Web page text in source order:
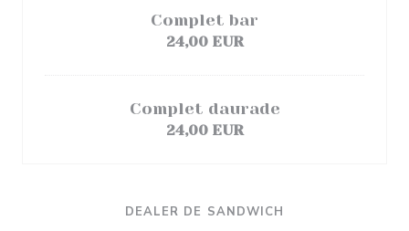
Complet bar
24,00 EUR
Complet daurade
24,00 EUR
DEALER DE SANDWICH